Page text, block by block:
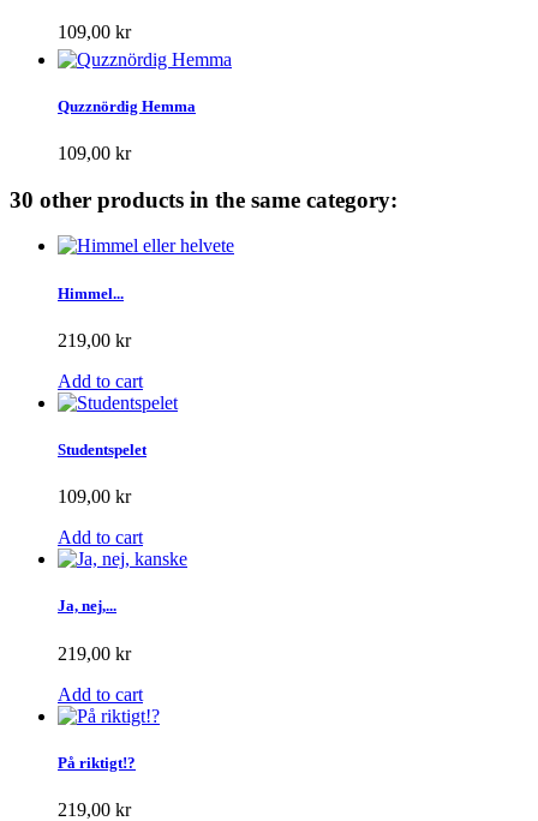
109,00 kr
Quzznördig Hemma
109,00 kr
30 other products in the same category:
Himmel...
219,00 kr
Add to cart
Studentspelet
109,00 kr
Add to cart
Ja, nej,...
219,00 kr
Add to cart
På riktigt!?
219,00 kr